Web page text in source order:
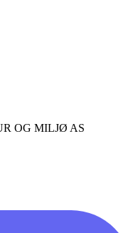
OG MILJØ AS